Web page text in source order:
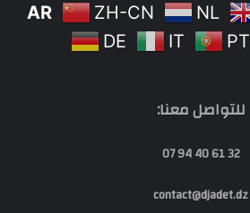
AR ZH-CN NL
DE
IT PT
للتواصل معنا:
32 61 40 94 07
contact@djadet.dz